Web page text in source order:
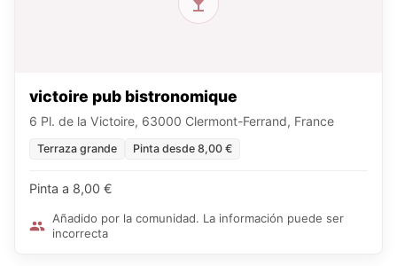
victoire pub bistronomique
6 Pl. de la Victoire, 63000 Clermont-Ferrand, France
Terraza grande Pinta desde 8,00 €
Pinta a 8,00 €
Añadido por la comunidad. La información puede ser
incorrecta